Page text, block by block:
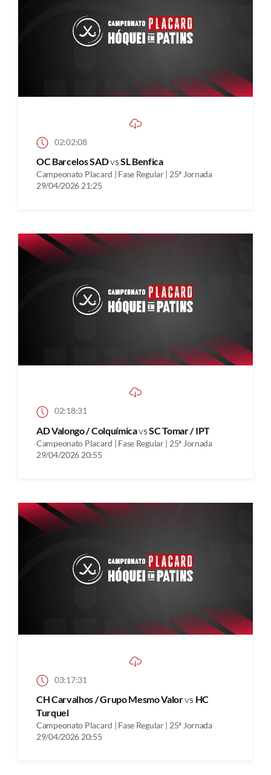
02:02:08
OC Barcelos SADvsSL Benfica
Campeonato Placard | Fase Regular | 25ª Jornada
29/04/2026 21:25
02:18:31
AD Valongo / ColquímicavsSC Tomar / IPT
Campeonato Placard | Fase Regular | 25ª Jornada
29/04/2026 20:55
03:17:31
CH Carvalhos / Grupo Mesmo Valorvs HC
Turquel
Campeonato Placard | Fase Regular | 25ª Jornada
29/04/2026 20:55